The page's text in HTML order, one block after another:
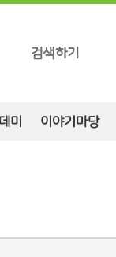
검색하기
미 이야기마당